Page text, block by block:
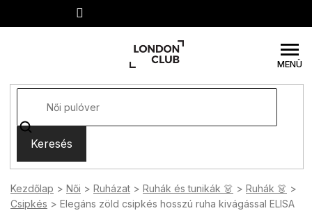
Keresés
Kezdőlap Női Ruházat Ruhák és tunikák 👗
Ruhák 👗
Csipkés
Elegáns zöld csipkés hosszú ruha kivágással ELISA